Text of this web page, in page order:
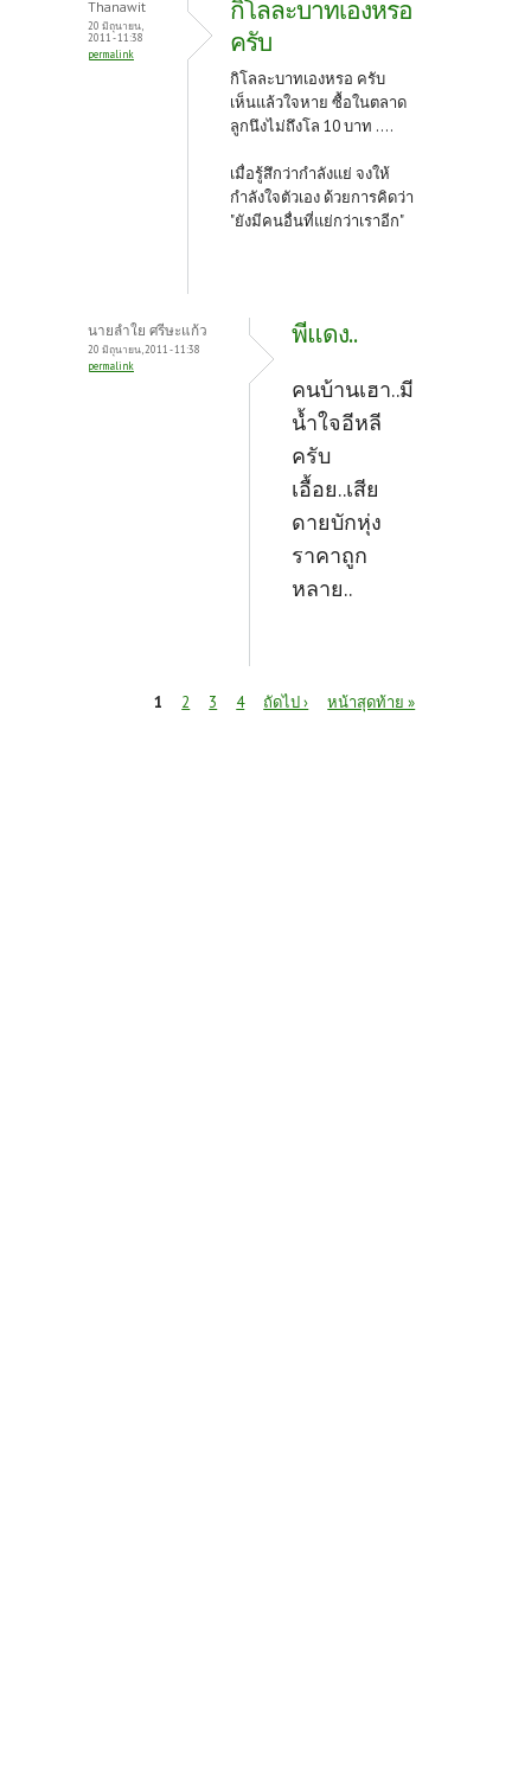
Thanawit
20 มิถุนายน,
2011 - 11:38
permalink
กิโลละบาทเองหรอ
ครับ
กิโลละบาทเองหรอ ครับ
เห็นแล้วใจหาย ซื้อในตลาด
ลูกนึงไม่ถึงโล 10 บาท ....
เมื่อรู้สึกว่ากำลังแย่ จงให้
กำลังใจตัวเอง ด้วยการคิดว่า
"ยังมีคนอื่นที่แย่กว่าเราอีก"
นายลำใย ศรีษะแก้ว
20 มิถุนายน, 2011 - 11:38
permalink
พีแดง..
คนบ้านเฮา..มี
น้ำใจอีหลี
ครับ
เอื้อย..เสีย
ดายบักหุ่ง
ราคาถูก
หลาย..
1 2 3 4 ถัดไป › หน้าสุดท้าย »